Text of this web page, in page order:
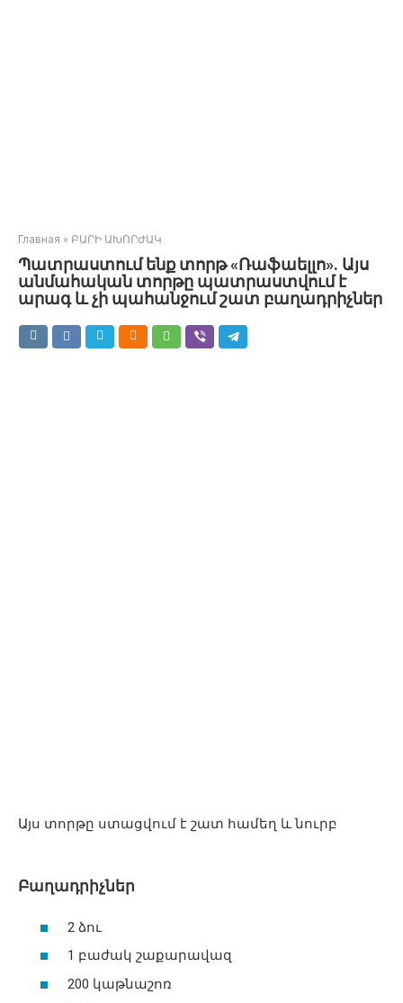
Главная » ԲԱՐԻ ԱԽՈՐԺԱԿ
Պատրաստում ենք տորթ «Ռաֆաելլո». Այս
անմահական տորթը պատրաստվում է
արագ և չի պահանջում շատ բաղադրիչներ
Այս տորթը ստացվում է շատ համեղ և նուրբ
Բաղադրիչներ
2 ձու
1 բաժակ շաքարավազ
200 կաթնաշոռ